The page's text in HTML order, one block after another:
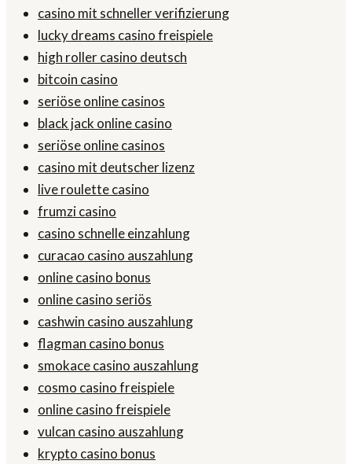
casino mit schneller verifizierung
lucky dreams casino freispiele
high roller casino deutsch
bitcoin casino
seriöse online casinos
black jack online casino
seriöse online casinos
casino mit deutscher lizenz
live roulette casino
frumzi casino
casino schnelle einzahlung
curacao casino auszahlung
online casino bonus
online casino seriös
cashwin casino auszahlung
flagman casino bonus
smokace casino auszahlung
cosmo casino freispiele
online casino freispiele
vulcan casino auszahlung
krypto casino bonus